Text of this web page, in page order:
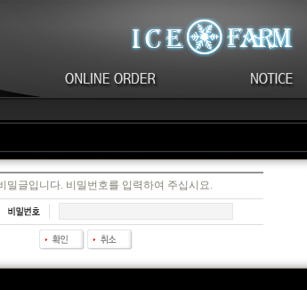
밀글입니다. 비밀번호를 입력하여 주십시요.